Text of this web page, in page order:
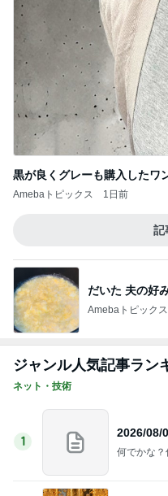
黒が良くグレーも購入したワ
Amebaトピックス 1日前
記
だいた 夫の好
Amebaトピックス
ジャンル人気記事ラン
ネット・技術
1
2026/08/
何でかな？